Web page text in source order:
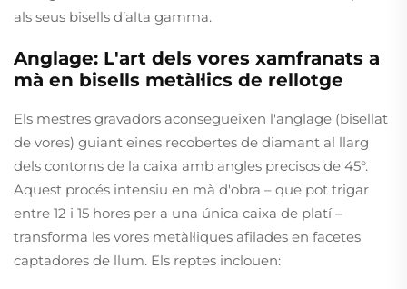
als seus bisells d’alta gamma.
Anglage: L'art dels vores xamfranats a
mà en bisells metàl·lics de rellotge
Els mestres gravadors aconsegueixen l'anglage (bisellat
de vores) guiant eines recobertes de diamant al llarg
dels contorns de la caixa amb angles precisos de 45°.
Aquest procés intensiu en mà d'obra – que pot trigar
entre 12 i 15 hores per a una única caixa de platí –
transforma les vores metàl·liques afilades en facetes
captadores de llum. Els reptes inclouen: